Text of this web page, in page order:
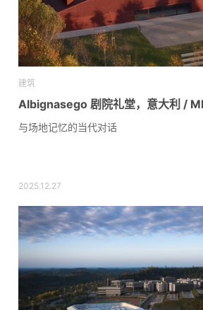
建筑
Albignasego 剧院礼堂，意大利 /
与场地记忆的当代对话
2025.12.27